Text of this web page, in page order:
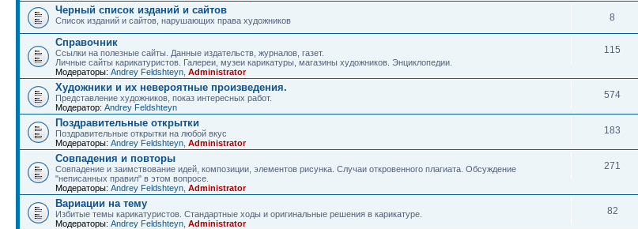
Черный список изданий и сайтов
Список изданий и сайтов, нарушающих права художников 8
Справочник
Ссылки на полезные сайты. Данные издательств, журналов, газет.
Личные сайты карикатуристов. Галереи, музеи карикатуры, магазины художников. Энциклопедии.
Модераторы: Andrey Feldshteyn Administrator
115
Художники и их невероятные произведения.
Представление художников, показ интересных работ.
Модератор: Andrey Feldshteyn
574
Поздравительные открытки
Поздравительные открытки на любой вкус
Модераторы: Andrey Feldshteyn Administrator
183
Совпадения и повторы
Совпадение и заимствование идей, композиции, элементов рисунка. Случаи откровенного плагиата. Обсуждение
"неписанных правил" в этом вопросе.
Модераторы: Andrey Feldshteyn Administrator
271
Вариации на тему
Избитые темы карикатуристов. Стандартные ходы и оригинальные решения в карикатуре.
Модераторы: Andrey Feldshteyn Administrator
82